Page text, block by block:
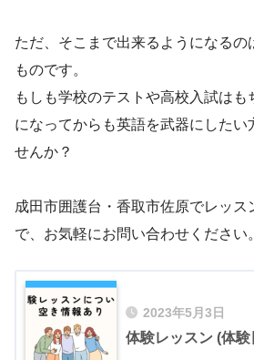
ただ、そこまで出来るようになるの
ものです。
もしも学校のテストや高校入試はも
になってからも英語を武器にしたい
せんか？
成田市囲護台・香取市佐原でレッス
で、お気軽にお問い合わせください。
2023年5月3日
体験レッスン (体